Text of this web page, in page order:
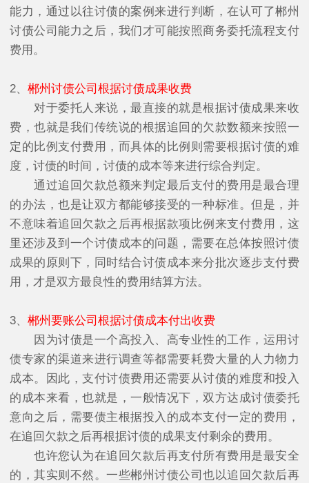
能力，通过以往讨债的案例来进行判断，在认可了郴州
讨债公司能力之后，我们才可能按照商务委托流程支付
费用。
2、 郴州讨债公司根据讨债成果收费
对于委托人来说，最直接的就是根据讨债成果来收
费，也就是我们传统说的根据追回的欠款数额来按照一
定的比例支付费用，而具体的比例则需要根据讨债的难
度，讨债的时间，讨债的成本等来进行综合判定。
通过追回欠款总额来判定最后支付的费用是最合理
的办法，也是让双方都能够接受的一种标准。但是，并
不意味着追回欠款之后再根据款项比例来支付费用，这
里还涉及到一个讨债成本的问题，需要在总体按照讨债
成果的原则下，同时结合讨债成本来分批次逐步支付费
用，才是双方最良性的费用结算方法。
3、 郴州要账公司根据讨债成本付出收费
因为讨债是一个高投入、高专业性的工作，运用讨
债专家的渠道来进行调查等都需要耗费大量的人力物力
成本。因此，支付讨债费用还需要从讨债的难度和投入
的成本来看，也就是，一般情况下，双方达成讨债委托
意向之后，需要债主根据投入的成本支付一定的费用，
在追回欠款之后再根据讨债的成果支付剩余的费用。
也许您认为在追回欠款后再支付所有费用是最安全
的，其实则不然。一些郴州讨债公司也以追回欠款后再